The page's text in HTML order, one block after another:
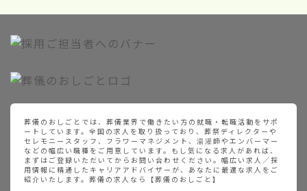
葬儀のおしごとでは、葬儀業界で働きたい方の就職・転職活動をサポ
ートしています。全国の求人を取り扱っており、葬祭ディレクターや
セレモニースタッフ、フラワーマネジメント、湯灌師やエンバーマー
などの幅広い職種をご用意しています。もし気になる求人があれば、
まずはご登録いただいてからお問い合わせください。幅広い求人／採
用情報に精通したキャリアアドバイザーが、あなたに最適な求人をご
紹介いたします。葬儀の求人なら【葬儀のおしごと】